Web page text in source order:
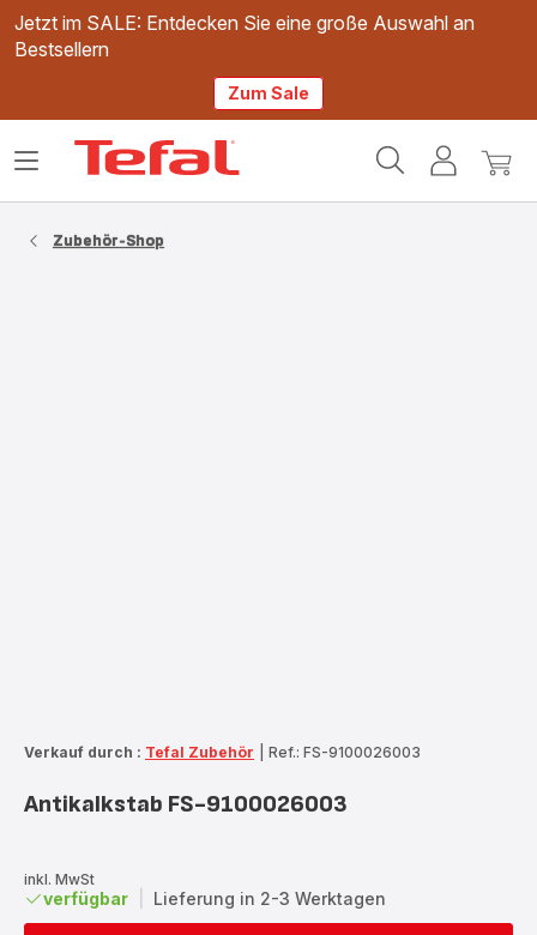
Jetzt im SALE: Entdecken Sie eine große Auswahl an
Bestsellern
Zum Sale
Mein
Mein
Das
Zubehör-Shop
Verkauf durch : Tefal Zubehör Ref.: FS-9100026003
Antikalkstab FS-9100026003
inkl. MwSt
verfügbar Lieferung in 2-3 Werktagen